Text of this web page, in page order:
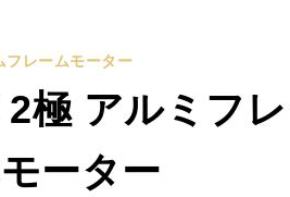
フレームモーター
極 アルミフ
ーター